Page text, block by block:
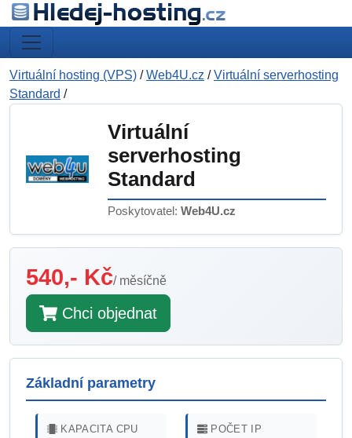
Virtuální hosting (VPS) /Web4U.cz /Virtuální serverhosting
Standard /
Virtuální
serverhosting
Standard
Poskytovatel: Web4U.cz
540,- Kč/ měsíčně
Chci objednat
Základní parametry
KAPACITA CPU POČET IP